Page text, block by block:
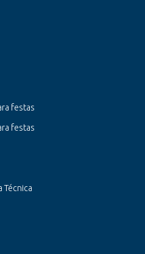
festas
festas
Técnica